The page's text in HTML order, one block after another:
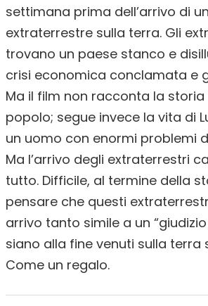
settimana prima dell’arrivo di
extraterrestre sulla terra. Gli
trovano un paese stanco e
crisi economica conclamata e
Ma il film non racconta la storia
popolo; segue invece la vita di
un uomo con enormi problemi
Ma l’arrivo degli extraterrestri
tutto. Difficile, al termine della
pensare che questi
arrivo tanto simile a un
siano alla fine venuti sulla terra
Come un regalo.